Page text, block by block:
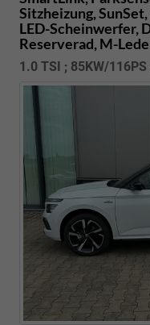
Sitzheizung,
LED-Scheinwerfer,
Reserverad, M-
1.0 TSI ; 85KW/